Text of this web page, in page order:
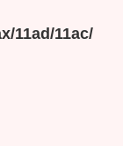
11ad/11ac/